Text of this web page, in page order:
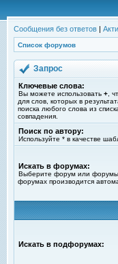
Сообщения без ответов |
Список форумов
Запрос
Ключевые слова:
Вы можете использовать + ,
для слов, которых в
поиска любого слова из
совпадения.
Поиск по автору:
Используйте * в качестве
Искать в форумах:
Выберите форум или форумы,
форумах производится
Искать в подфорумах: